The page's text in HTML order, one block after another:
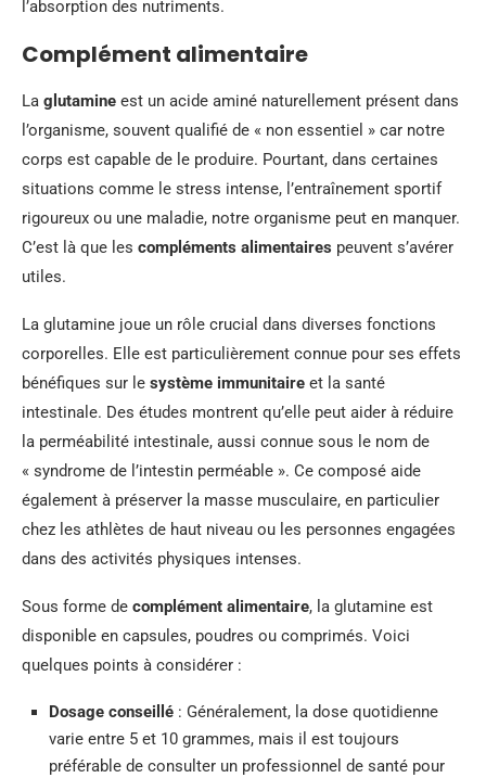
l’absorption des nutriments.
Complément alimentaire
La glutamine est un acide aminé naturellement présent dans
l’organisme, souvent qualifié de « non essentiel » car notre
corps est capable de le produire. Pourtant, dans certaines
situations comme le stress intense, l’entraînement sportif
rigoureux ou une maladie, notre organisme peut en manquer.
C’est là que les compléments alimentaires peuvent s’avérer
utiles.
La glutamine joue un rôle crucial dans diverses fonctions
corporelles. Elle est particulièrement connue pour ses effets
bénéfiques sur le système immunitaire et la santé
intestinale. Des études montrent qu’elle peut aider à réduire
la perméabilité intestinale, aussi connue sous le nom de
« syndrome de l’intestin perméable ». Ce composé aide
également à préserver la masse musculaire, en particulier
chez les athlètes de haut niveau ou les personnes engagées
dans des activités physiques intenses.
Sous forme de complément alimentaire, la glutamine est
disponible en capsules, poudres ou comprimés. Voici
quelques points à considérer :
Dosage conseillé : Généralement, la dose quotidienne
varie entre 5 et 10 grammes, mais il est toujours
préférable de consulter un professionnel de santé pour